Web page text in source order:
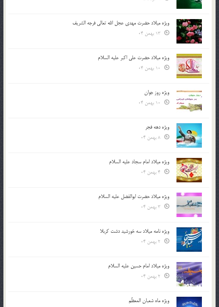
ویژه میلاد حضرت مهدی عجل الله تعالی فرجه الشريف
ویژه میلاد حضرت علی اکبر علیه السلام
ویژه روز جوان
ویژه دهه فجر
ویژه میلاد امام سجاد علیه السلام
ویژه میلاد حضرت ابوالفضل علیه السلام
ویژه نامه میلاد سه خورشید دشت کربلا
ویژه میلاد امام حسین علیه السلام
ویژه ماه شعبان المعظّم